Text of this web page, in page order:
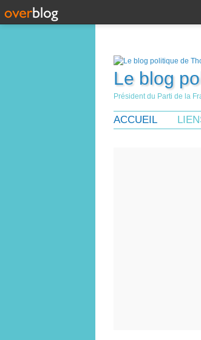
Le blog
Président du Parti de la
ACCUEIL